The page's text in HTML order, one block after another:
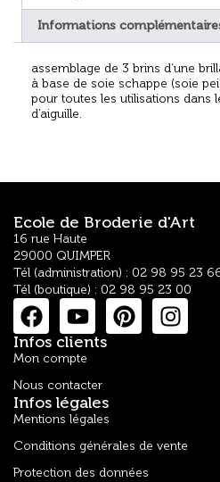
Informations
assemblage de 3 brins d’une
à base de soie schappe (soie
pour toutes les utilisations dans
d’aiguille.
Ecole de Broderie d'Art
16 rue Haute
29000 QUIMPER
Tél (administration) : 02 98 95 23
Tél (boutique) : 02 98 95 23 00
Infos clients
Mon compte
Nous contacter
Infos légales
Mentions légales
Conditions générales de vente
Protection des données